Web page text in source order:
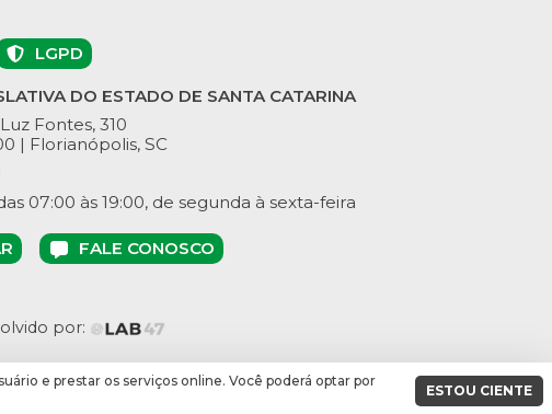
LGPD
DO ESTADO DE SANTA CATARINA
Fontes, 310
| Florianópolis, SC
07:00 às 19:00, de segunda à sexta-feira
FALE CONOSCO
por:
e prestar os serviços online. Você poderá optar por
ESTOU CIENTE